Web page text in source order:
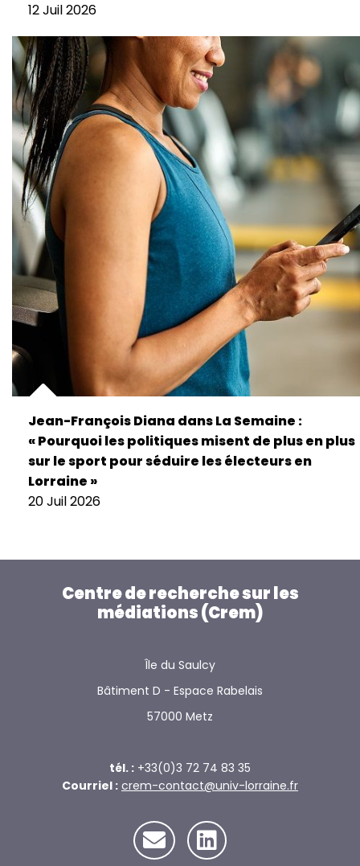
12 Juil 2026
Jean-François Diana dans La Semaine :
« Pourquoi les politiques misent de plus en plus
sur le sport pour séduire les électeurs en
Lorraine »
20 Juil 2026
Centre de recherche sur les
médiations (Crem)
Île du Saulcy
Bâtiment D - Espace Rabelais
57000 Metz
tél. : +33(0)3 72 74 83 35
Courriel : crem-contact@univ-lorraine.fr